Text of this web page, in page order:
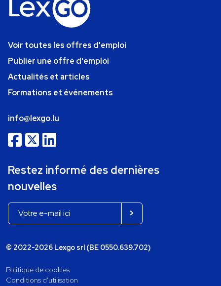
Voir toutes les offres d'emploi
Publier une offre d'emploi
Actualités et articles
Formations et événements
info@lexgo.lu
Restez informé des dernières
nouvelles
© 2022-2026 Lexgo srl (BE 0550.639.702)
Politique de cookies
Conditions d'utilisation